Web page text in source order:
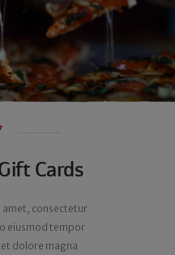
Cards
amet, consectetur
eiusmod tempor
dolore magna